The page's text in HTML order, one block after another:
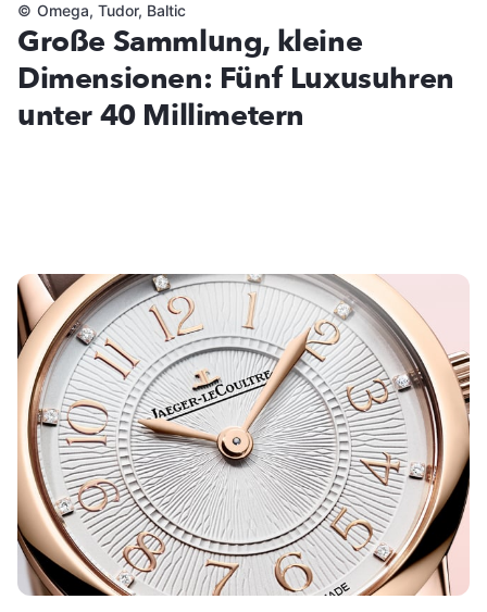
Große Sammlung, kleine
Dimensionen: Fünf Luxusuhren
unter 40 Millimetern
© Omega, Tudor, Baltic